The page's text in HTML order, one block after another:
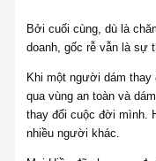
Bởi cuối cùng, dù là
doanh, gốc rễ vẫn là sự
Khi một người dám
qua vùng an toàn và
thay đổi cuộc đời mình.
nhiều người khác.